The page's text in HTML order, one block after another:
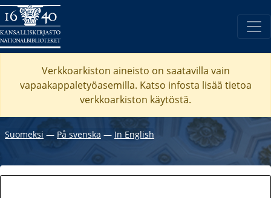
Verkkoarkiston aineisto on saatavilla vain
vapaakappaletyöasemilla. Katso infosta lisää tietoa
verkkoarkiston käytöstä.
Suomeksi ― På svenska ― In English